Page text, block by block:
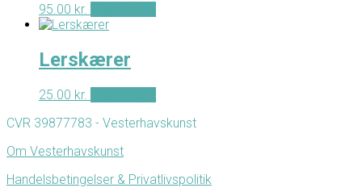
95.00 kr.
Lerskærer
25.00 kr.
CVR 39877783 - Vesterhavskunst
Om Vesterhavskunst
Handelsbetingelser & Privatlivspolitik